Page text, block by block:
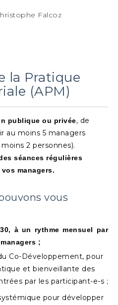
la Pratique
(APM)
publique ou privée, de
au moins 5 managers
moins 2 personnes).
séances régulières
managers.
vous
à un rythme mensuel par
;
Co-Développement, pour
et bienveillante des
par les participant-e-s ;
pour développer